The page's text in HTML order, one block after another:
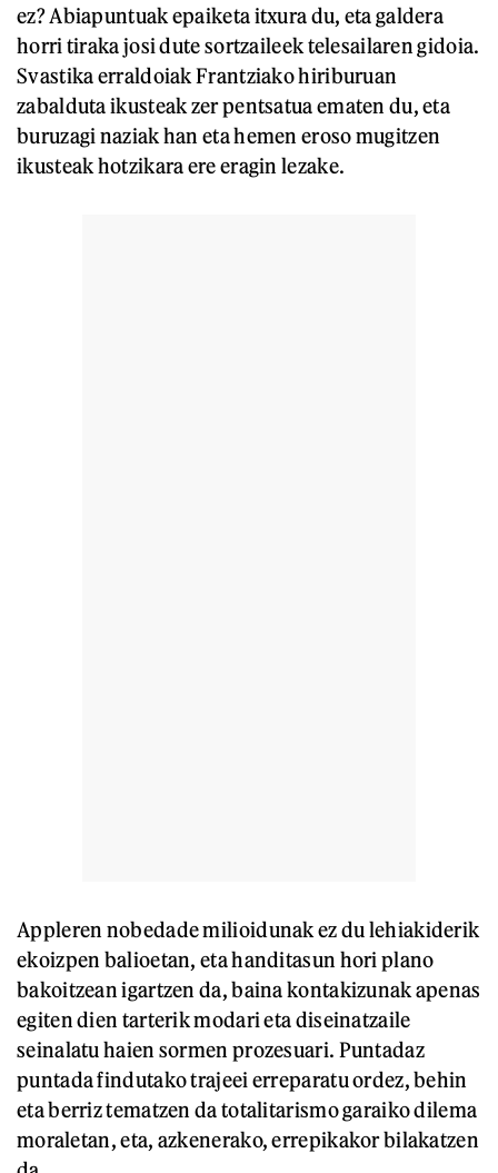
ez? Abiapuntuak epaiketa itxura du, eta galdera
horri tiraka josi dute sortzaileek telesailaren gidoia.
Svastika erraldoiak Frantziako hiriburuan
zabalduta ikusteak zer pentsatua ematen du, eta
buruzagi naziak han eta hemen eroso mugitzen
ikusteak hotzikara ere eragin lezake.
Appleren nobedade milioidunak ez du lehiakiderik
ekoizpen balioetan, eta handitasun hori plano
bakoitzean igartzen da, baina kontakizunak apenas
egiten dien tarterik modari eta diseinatzaile
seinalatu haien sormen prozesuari. Puntadaz
puntada findutako trajeei erreparatu ordez, behin
eta berriz tematzen da totalitarismo garaiko dilema
moraletan, eta, azkenerako, errepikakor bilakatzen